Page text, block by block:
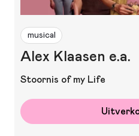
musical
Alex Klaasen e.a.
Stoornis of my Life